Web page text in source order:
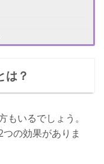
は？
もいるでしょう。
の効果がありま